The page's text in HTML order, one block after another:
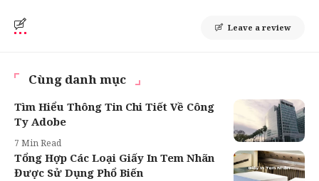
Leave a review
Cùng danh mục
Tìm Hiểu Thông Tin Chi Tiết Về Công
Ty Adobe
7 Min Read
Tổng Hợp Các Loại Giấy In Tem Nhãn
Được Sử Dụng Phổ Biến